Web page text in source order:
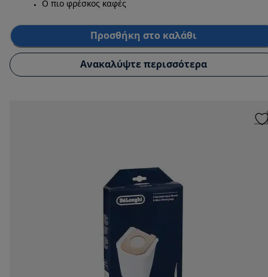
Ο πιο φρέσκος καφές
Προσθήκη στο καλάθι
Ανακαλύψτε περισσότερα